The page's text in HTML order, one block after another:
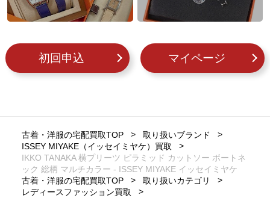
初回申込 マイページ
古着・洋服の宅配買取TOP
取り扱いブランド
ISSEY MIYAKE（イッセイミヤケ）買取
IKKO TANAKA 横プリーツ ピラミッド カットソー ボートネ
ック 総柄 マルチカラー - ISSEY MIYAKE イッセイミヤケ
古着・洋服の宅配買取TOP
取り扱いカテゴリ
レディースファッション買取